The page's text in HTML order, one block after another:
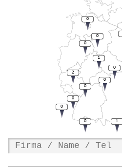
2
0
0
0
0
1
0
0
0
0
0
1